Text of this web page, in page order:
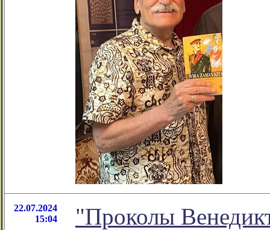
22.07.2024
15:04
"Проколы